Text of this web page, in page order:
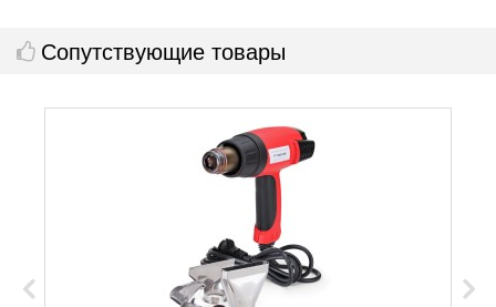
Сопутствующие товары